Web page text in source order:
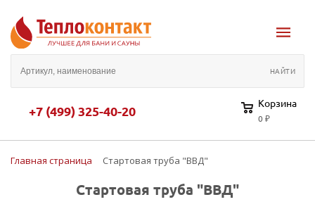
+7 (499) 325-40-20 Корзина
0 ₽
Главная страница Стартовая труба "ВВД"
Стартовая труба "ВВД"